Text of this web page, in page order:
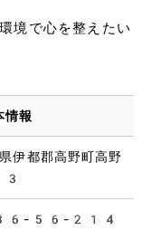
境で心を整えたい
報
伊都郡高野町高野
56-214